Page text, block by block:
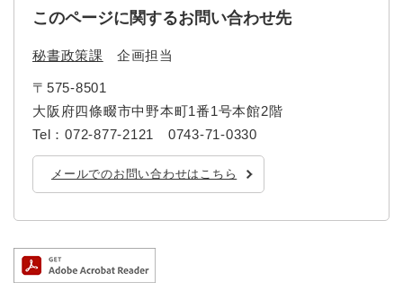
このページに関するお問い合わせ先
秘書政策課 企画担当
〒575-8501
大阪府四條畷市中野本町1番1号本館2階
Tel：072-877-2121 0743-71-0330
メールでのお問い合わせはこちら